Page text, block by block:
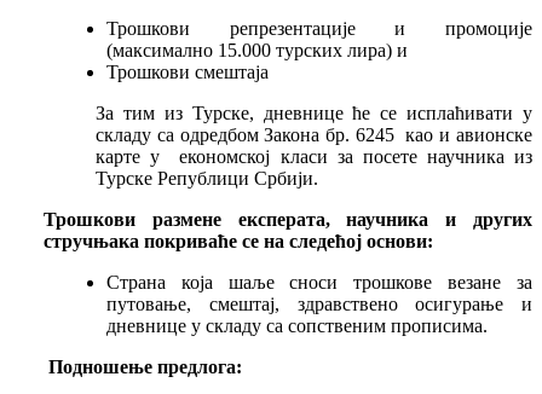
Трошкови репрезентације и промоције
(максимално 15.000 турских лира) и
Трошкови смештаја
За тим из Турске, дневнице ће се исплаћивати у
складу са одредбом Закона бр. 6245 као и авионске
карте у економској класи за посете научника из
Турске Републици Србији.
Трошкови размене експерата, научника и других
стручњака покриваће се на следећој основи:
Страна која шаље сноси трошкове везане за
путовање, смештај, здравствено осигурање и
дневнице у складу са сопственим прописима.
Подношење предлога: